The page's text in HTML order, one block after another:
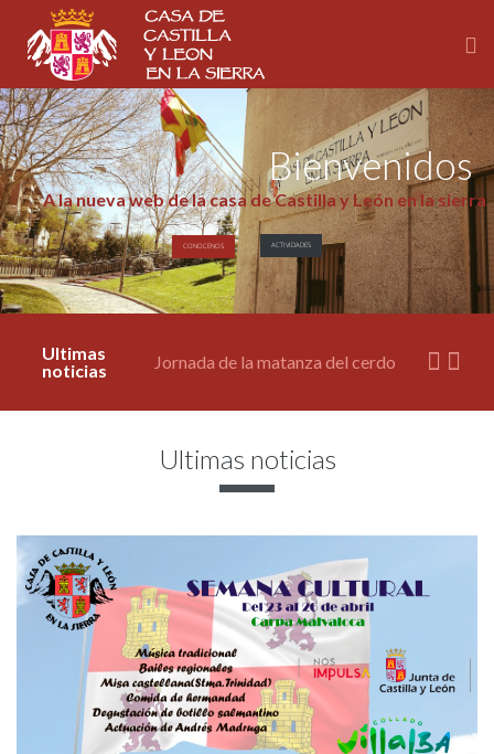
Bienvenidos
A la nueva web de la casa de Castilla y León en la sierra
CONOCENOS ACTIVIDADES
Ultimas
noticias
Día del niño
Semana Cultural
Carnaval-26
Turismo en Noviembre
LOTERIA DE NAVIDAD
HOMENAJE DE D. JOSE ANTONIO
MAROTO
Ultimas noticias